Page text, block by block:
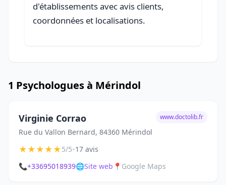
d'établissements avec avis clients,
coordonnées et localisations.
1 Psychologues à Mérindol
Virginie Corrao
Rue du Vallon Bernard, 84360 Mérindol
www.doctolib.fr
★★★★★5/5•17 avis
📞+33695018939🌐Site web 📍 Google Maps